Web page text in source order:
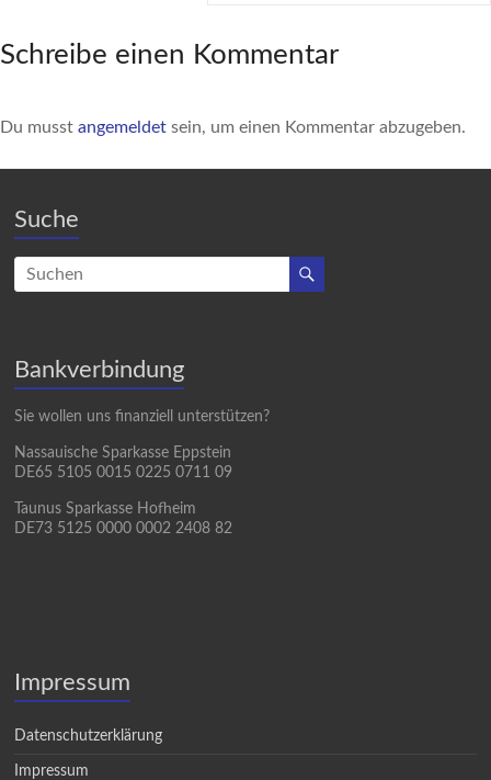
Schreibe einen Kommentar
Du musst angemeldet sein, um einen Kommentar abzugeben.
Suche
Bankverbindung
Sie wollen uns finanziell unterstützen?
Nassauische Sparkasse Eppstein
DE65 5105 0015 0225 0711 09
Taunus Sparkasse Hofheim
DE73 5125 0000 0002 2408 82
Impressum
Datenschutzerklärung
Impressum